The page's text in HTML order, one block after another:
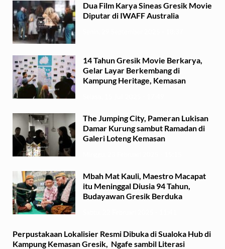
Dua Film Karya Sineas Gresik Movie
Diputar di IWAFF Australia
14 Tahun Gresik Movie Berkarya,
Gelar Layar Berkembang di
Kampung Heritage, Kemasan
The Jumping City, Pameran Lukisan
Damar Kurung sambut Ramadan di
Galeri Loteng Kemasan
Mbah Mat Kauli, Maestro Macapat
itu Meninggal Diusia 94 Tahun,
Budayawan Gresik Berduka
Perpustakaan Lokalisier Resmi Dibuka di Sualoka Hub di
Kampung Kemasan Gresik, Ngafe sambil Literasi